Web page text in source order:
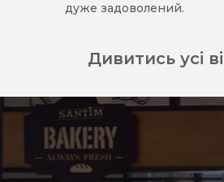
дуже задоволений.
Дивитись усі